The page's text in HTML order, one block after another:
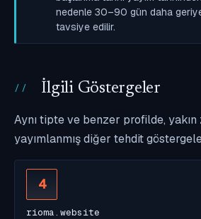
nedenle 30–90 gün daha
tavsiye edilir.
İlgili Göstergeler
Aynı tipte ve benzer profilde, yakın
yayımlanmış diğer tehdit
4
rioma.website